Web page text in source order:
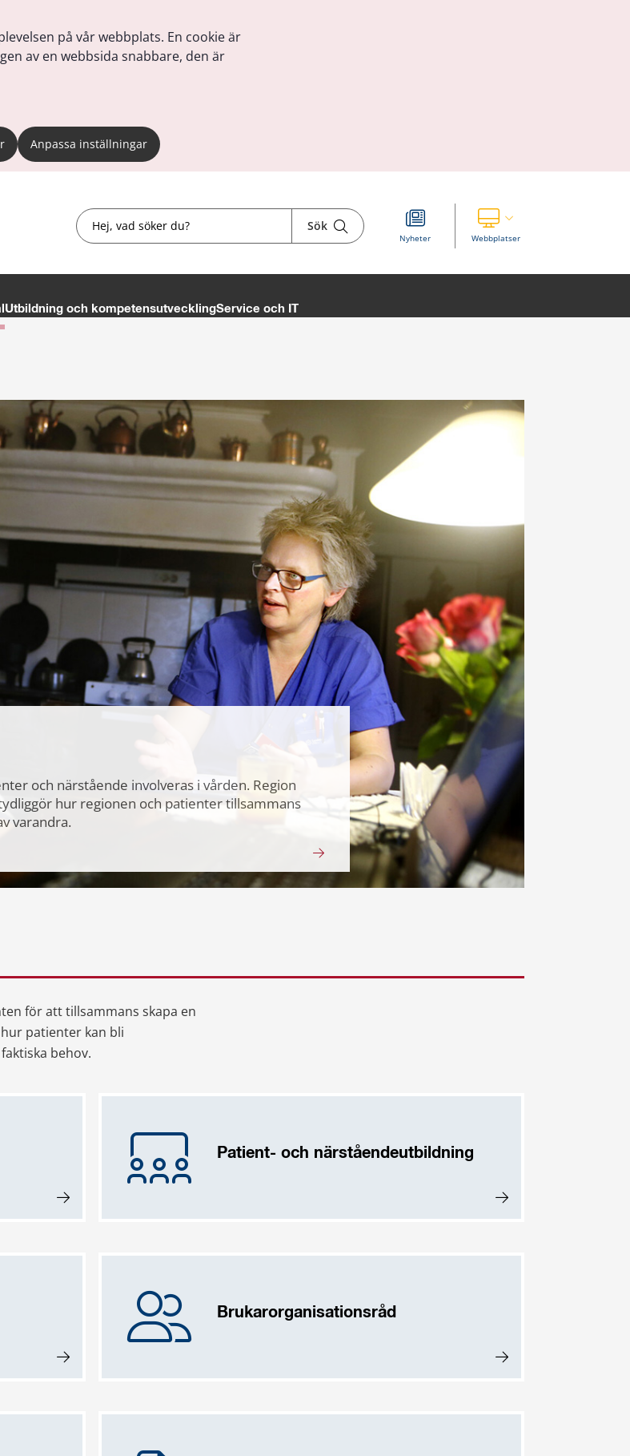
på vår webbplats. En cookie är
av en webbsida snabbare, den är
Anpassa inställningar
Sök Sök
Nyheter WebbplatserVisa våra andra webbplatser
Utbildning och kompetensutvecklingService och IT
och närstående involveras i vården. Region
hur regionen och patienter tillsammans
varandra.
för att tillsammans skapa en
patienter kan bli
behov.
Patient- och närståendeutbildning
Brukarorganisationsråd